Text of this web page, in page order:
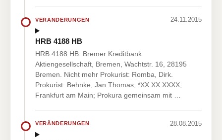
VERÄNDERUNGEN 24.11.2015
HRB 4188 HB
HRB 4188 HB: Bremer Kreditbank
Aktiengesellschaft, Bremen, Wachtstr. 16, 28195
Bremen. Nicht mehr Prokurist: Romba, Dirk.
Prokurist: Behnke, Jan Thomas, *XX.XX.XXXX,
Frankfurt am Main; Prokura gemeinsam mit …
VERÄNDERUNGEN 28.08.2015